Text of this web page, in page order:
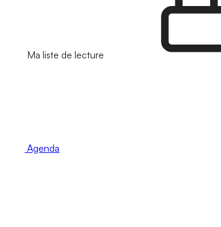
Ma liste de lecture
Agenda